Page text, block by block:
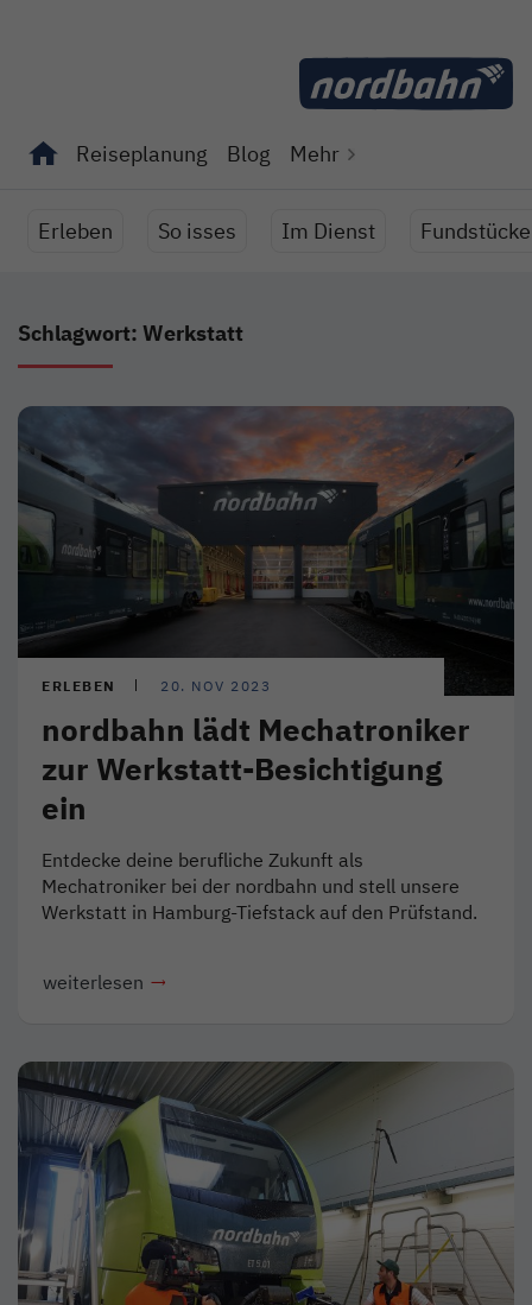
Reiseplanung Blog Mehr
Erleben So isses Im Dienst Fundstücke
Schlagwort: Werkstatt
ERLEBEN 20. NOV 2023
nordbahn lädt Mechatroniker
zur Werkstatt-Besichtigung
ein
Entdecke deine berufliche Zukunft als
Mechatroniker bei der nordbahn und stell unsere
Werkstatt in Hamburg-Tiefstack auf den Prüfstand.
weiterlesen